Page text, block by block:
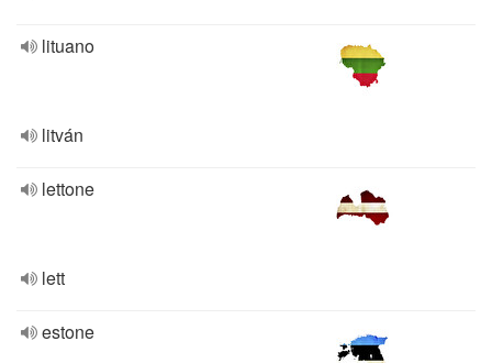
lituano
litván
lettone
lett
estone